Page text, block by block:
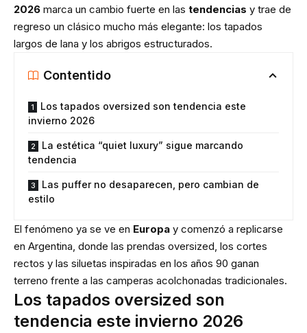
2026 marca un cambio fuerte en las tendencias y trae de
regreso un clásico mucho más elegante: los tapados
largos de lana y los abrigos estructurados.
Contentido
Los tapados oversized son tendencia este
invierno 2026
La estética “quiet luxury” sigue marcando
tendencia
Las puffer no desaparecen, pero cambian de
estilo
El fenómeno ya se ve en Europa y comenzó a replicarse
en Argentina, donde las prendas oversized, los cortes
rectos y las siluetas inspiradas en los años 90 ganan
terreno frente a las camperas acolchonadas tradicionales.
Los tapados oversized son
tendencia este invierno 2026